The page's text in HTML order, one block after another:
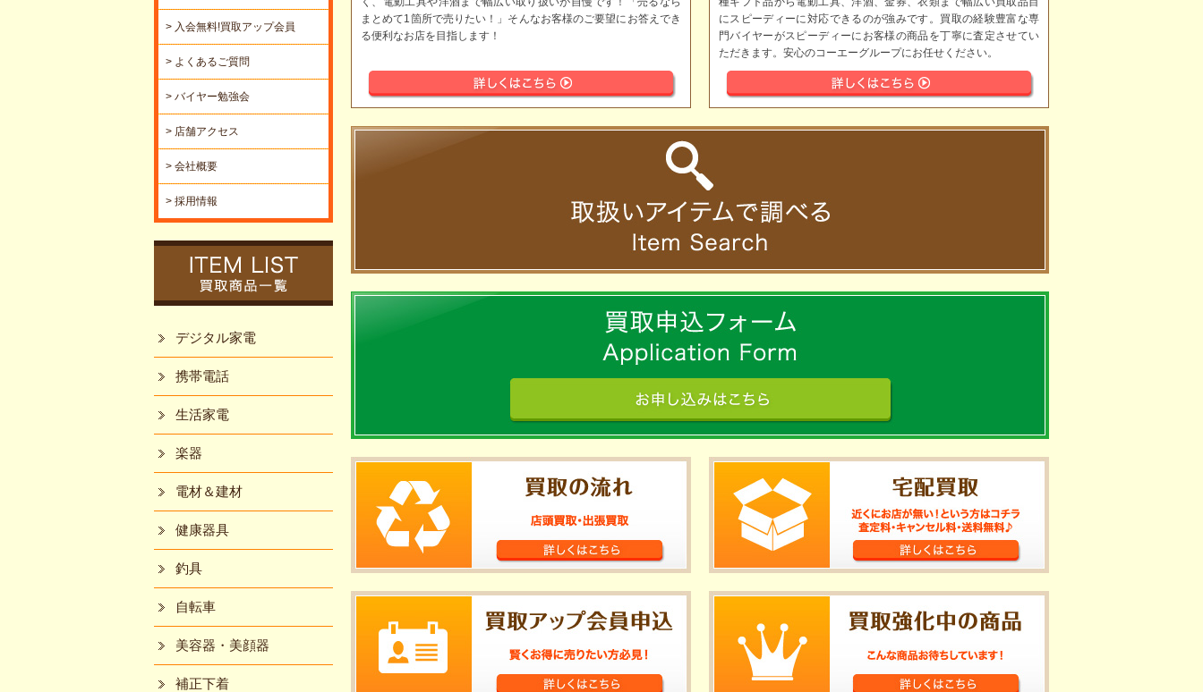
まとめて1箇所で売りたい！」そんなお客様のご要望にお答えでき
る便利なお店を目指します！
にスピーディーに対応できるのが強みです。買取の経験豊富な専
門バイヤーがスピーディーにお客様の商品を丁寧に査定させてい
ただきます。安心のコーエーグループにお任せください。
> 入会無料!買取アップ会員
> よくあるご質問
> バイヤー勉強会
> 店舗アクセス
> 会社概要
> 採用情報
デジタル家電
携帯電話
生活家電
楽器
電材＆建材
健康器具
釣具
自転車
美容器・美顔器
補正下着